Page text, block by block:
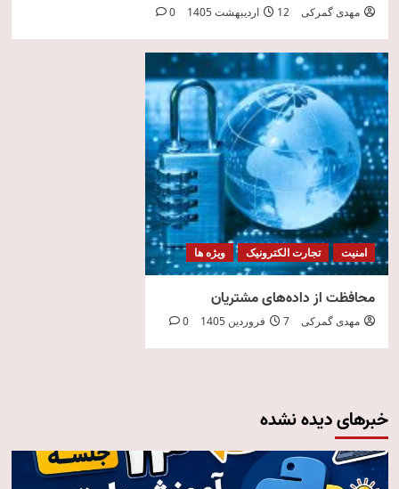
مهدی گمرکی 12 اردیبهشت 1405 0
امنیت تجارت الکترونیک ویژه ها
محافظت از داده‌های مشتریان
مهدی گمرکی 7 فروردین 1405 0
خبرهای دیده نشده